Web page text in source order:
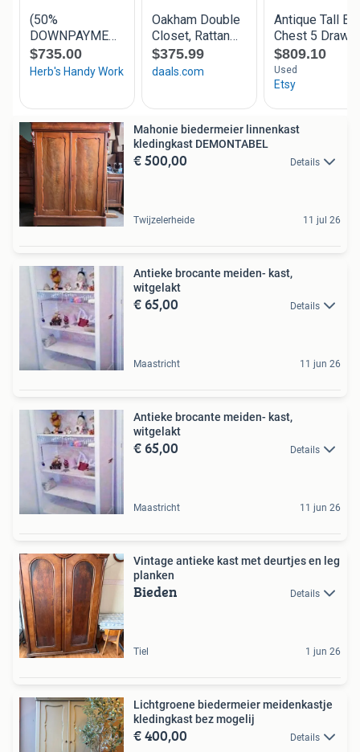
Mahonie biedermeier linnenkast
kledingkast DEMONTABEL
€ 500,00 Details
Twijzelerheide 11 jul 26
Antieke brocante meiden- kast,
witgelakt
€ 65,00 Details
Maastricht 11 jun 26
Antieke brocante meiden- kast,
witgelakt
€ 65,00 Details
Maastricht 11 jun 26
Vintage antieke kast met deurtjes en leg
planken
Bieden Details
Tiel 1 jun 26
Lichtgroene biedermeier meidenkastje
kledingkast bez mogelij
€ 400,00 Details